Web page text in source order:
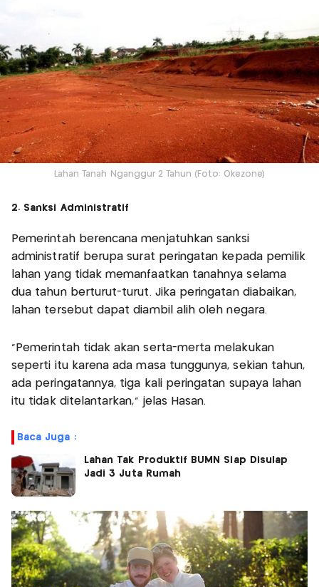
Lahan Tanah Nganggur 2 Tahun (Foto: Okezone)
2. Sanksi Administratif
Pemerintah berencana menjatuhkan sanksi
administratif berupa surat peringatan kepada pemilik
lahan yang tidak memanfaatkan tanahnya selama
dua tahun berturut-turut. Jika peringatan diabaikan,
lahan tersebut dapat diambil alih oleh negara.
"Pemerintah tidak akan serta-merta melakukan
seperti itu karena ada masa tunggunya, sekian tahun,
ada peringatannya, tiga kali peringatan supaya lahan
itu tidak ditelantarkan," jelas Hasan.
Baca Juga :
Lahan Tak Produktif BUMN Siap Disulap
Jadi 3 Juta Rumah